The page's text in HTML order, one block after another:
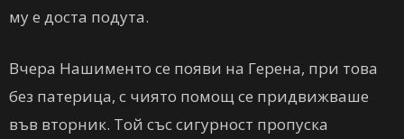
му е доста подута.
Вчера Нашименто се появи на Герена, при това
без патерица, с чиято помощ се придвижваше
във вторник. Той със сигурност пропуска